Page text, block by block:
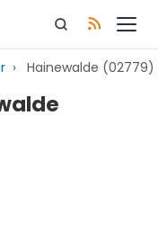
› Hainewalde (02779)